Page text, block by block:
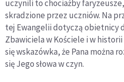
uczynili to chociażby
skradzione przez uczniów. Na
tej Ewangelii dotyczą obietnicy
Zbawiciela w Kościele i w
się wskazówka, że Pana można
się Jego słowa w czyn.